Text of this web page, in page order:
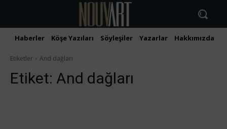
Haberler Köşe Yazıları Söyleşiler Yazarlar Hakkımızda
Etiketler And dağları
Etiket: And dağları